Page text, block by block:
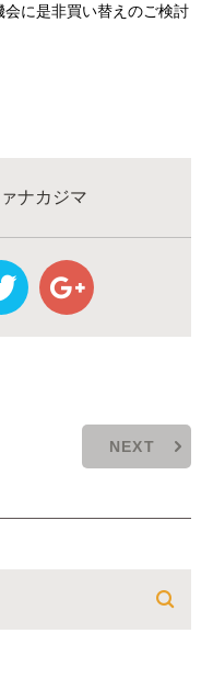
会に是非買い替えのご検討
ナカジマ
NEXT